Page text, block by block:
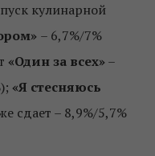
кулинарной
– 6,7%/7%
«Один за всех»–
«Я стесняюсь
сдает – 8,9%/5,7%